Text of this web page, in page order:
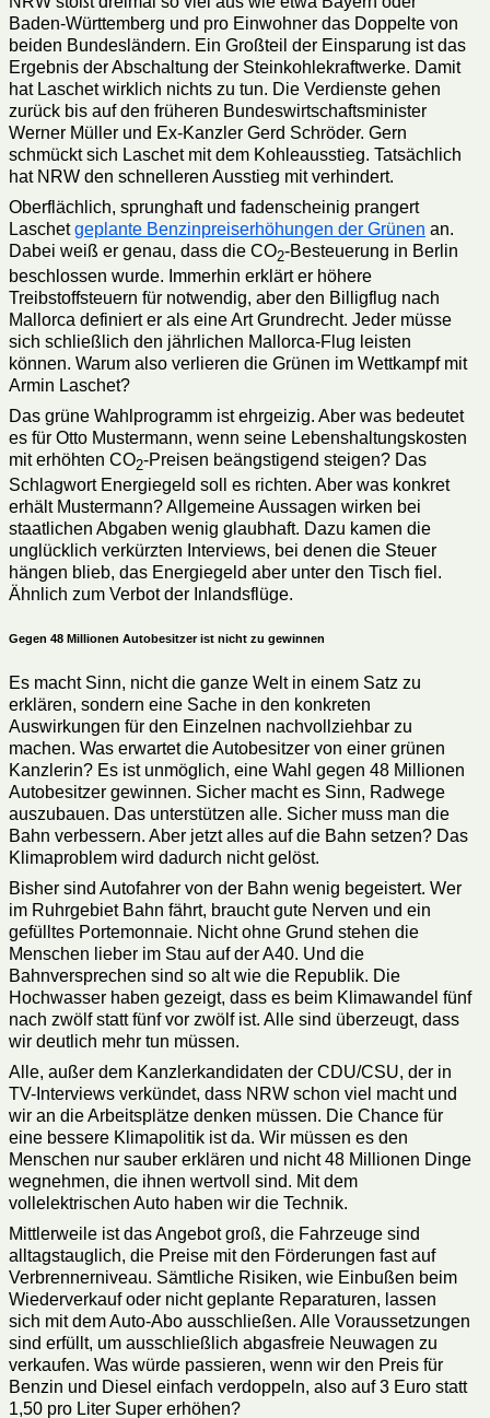
Baden-Württemberg und pro Einwohner das Doppelte von
beiden Bundesländern. Ein Großteil der Einsparung ist das
Ergebnis der Abschaltung der Steinkohlekraftwerke. Damit
hat Laschet wirklich nichts zu tun. Die Verdienste gehen
zurück bis auf den früheren Bundeswirtschaftsminister
Werner Müller und Ex-Kanzler Gerd Schröder. Gern
schmückt sich Laschet mit dem Kohleausstieg. Tatsächlich
hat NRW den schnelleren Ausstieg mit verhindert.
Oberflächlich, sprunghaft und fadenscheinig prangert
Laschetgeplante Benzinpreiserhöhungen der Grünen an.
Dabei weiß er genau, dass die CO2-Besteuerung in Berlin
beschlossen wurde. Immerhin erklärt er höhere
Treibstoffsteuern für notwendig, aber den Billigflug nach
Mallorca definiert er als eine Art Grundrecht. Jeder müsse
sich schließlich den jährlichen Mallorca-Flug leisten
können. Warum also verlieren die Grünen im Wettkampf mit
Armin Laschet?
Das grüne Wahlprogramm ist ehrgeizig. Aber was bedeutet
es für Otto Mustermann, wenn seine Lebenshaltungskosten
mit erhöhten CO2-Preisen beängstigend steigen? Das
Schlagwort Energiegeld soll es richten. Aber was konkret
erhält Mustermann? Allgemeine Aussagen wirken bei
staatlichen Abgaben wenig glaubhaft. Dazu kamen die
unglücklich verkürzten Interviews, bei denen die Steuer
hängen blieb, das Energiegeld aber unter den Tisch fiel.
Ähnlich zum Verbot der Inlandsflüge.
Gegen 48 Millionen Autobesitzer ist nicht zu gewinnen
Es macht Sinn, nicht die ganze Welt in einem Satz zu
erklären, sondern eine Sache in den konkreten
Auswirkungen für den Einzelnen nachvollziehbar zu
machen. Was erwartet die Autobesitzer von einer grünen
Kanzlerin? Es ist unmöglich, eine Wahl gegen 48 Millionen
Autobesitzer gewinnen. Sicher macht es Sinn, Radwege
auszubauen. Das unterstützen alle. Sicher muss man die
Bahn verbessern. Aber jetzt alles auf die Bahn setzen? Das
Klimaproblem wird dadurch nicht gelöst.
Bisher sind Autofahrer von der Bahn wenig begeistert. Wer
im Ruhrgebiet Bahn fährt, braucht gute Nerven und ein
gefülltes Portemonnaie. Nicht ohne Grund stehen die
Menschen lieber im Stau auf der A40. Und die
Bahnversprechen sind so alt wie die Republik. Die
Hochwasser haben gezeigt, dass es beim Klimawandel fünf
nach zwölf statt fünf vor zwölf ist. Alle sind überzeugt, dass
wir deutlich mehr tun müssen.
Alle, außer dem Kanzlerkandidaten der CDU/CSU, der in
TV-Interviews verkündet, dass NRW schon viel macht und
wir an die Arbeitsplätze denken müssen. Die Chance für
eine bessere Klimapolitik ist da. Wir müssen es den
Menschen nur sauber erklären und nicht 48 Millionen Dinge
wegnehmen, die ihnen wertvoll sind. Mit dem
vollelektrischen Auto haben wir die Technik.
Mittlerweile ist das Angebot groß, die Fahrzeuge sind
alltagstauglich, die Preise mit den Förderungen fast auf
Verbrennerniveau. Sämtliche Risiken, wie Einbußen beim
Wiederverkauf oder nicht geplante Reparaturen, lassen
sich mit dem Auto-Abo ausschließen. Alle Voraussetzungen
sind erfüllt, um ausschließlich abgasfreie Neuwagen zu
verkaufen. Was würde passieren, wenn wir den Preis für
Benzin und Diesel einfach verdoppeln, also auf 3 Euro statt
1,50 pro Liter Super erhöhen?